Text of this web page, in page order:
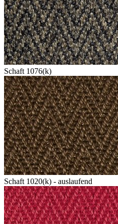
Schaft 1076(k)
Schaft 1020(k) - auslaufend